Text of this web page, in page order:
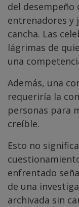
del desempeño
entrenadores y
cancha. Las
lágrimas de
una
Además, una
requeriría la
personas para
creíble.
Esto no
enfrentado
de una
archivada sin